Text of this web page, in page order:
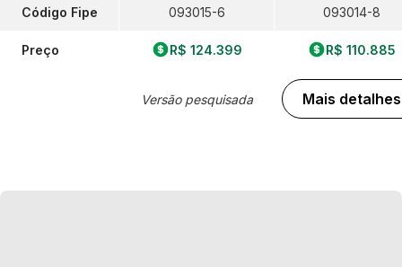
Código Fipe
Preço
093015-6
R$ 124.399
Versão pesquisada
093014-8
R$ 110.885
Mais detalhes